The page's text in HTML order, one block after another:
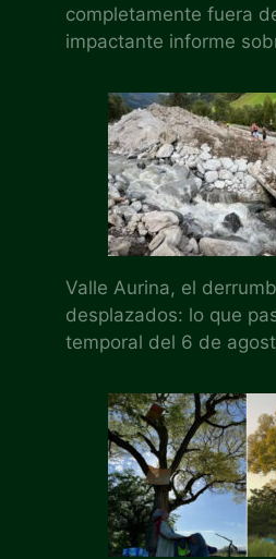
completamente fuera
impactante informe
Valle Aurina, el
desplazados: lo que
temporal del 6 de